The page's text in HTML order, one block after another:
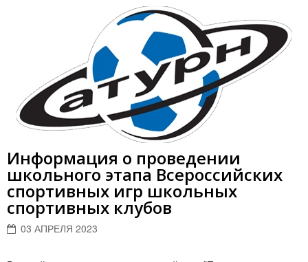
Информация о проведении
школьного этапа Всероссийских
спортивных игр школьных
спортивных клубов
03 АПРЕЛЯ 2023